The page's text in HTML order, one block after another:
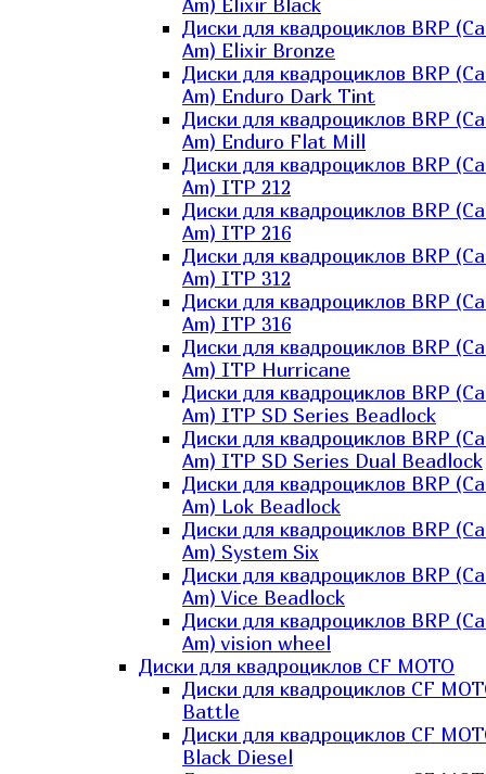
Am) Elixir Black
Диски для квадроциклов BRP
Am) Elixir Bronze
Диски для квадроциклов BRP
Am) Enduro Dark Tint
Диски для квадроциклов BRP
Am) Enduro Flat Mill
Диски для квадроциклов BRP
Am) ITP 212
Диски для квадроциклов BRP
Am) ITP 216
Диски для квадроциклов BRP
Am) ITP 312
Диски для квадроциклов BRP
Am) ITP 316
Диски для квадроциклов BRP
Am) ITP Hurricane
Диски для квадроциклов BRP
Am) ITP SD Series Beadlock
Диски для квадроциклов BRP
Am) ITP SD Series Dual Beadlock
Диски для квадроциклов BRP
Am) Lok Beadlock
Диски для квадроциклов BRP
Am) System Six
Диски для квадроциклов BRP
Am) Vice Beadlock
Диски для квадроциклов BRP
Am) vision wheel
Диски для квадроциклов CF MOTO
Диски для квадроциклов CF
Battle
Диски для квадроциклов CF
Black Diesel